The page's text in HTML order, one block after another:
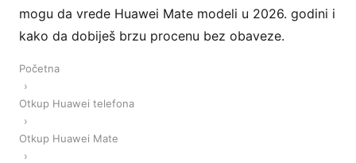
mogu da vrede Huawei Mate modeli u 2026. godini i
kako da dobiješ brzu procenu bez obaveze.
Početna
›
Otkup Huawei telefona
›
Otkup Huawei Mate
›